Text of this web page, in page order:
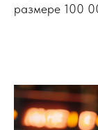
размере 100